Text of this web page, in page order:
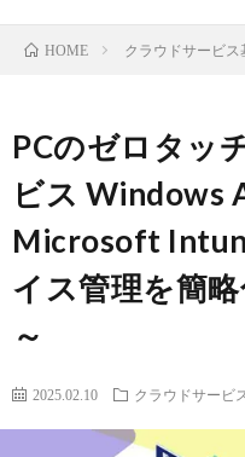
HOME クラウドサービス
PCのゼロタッ
ビス Windows
Microsoft
イス管理を簡
～
2025.02.10 クラウドサービ